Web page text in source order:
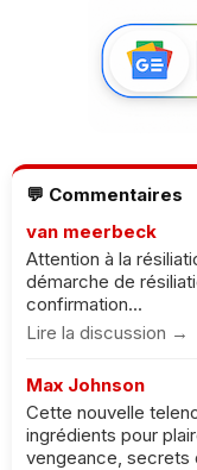
💬 Commentaires
van meerbeck
Attention à la
démarche de
confirmation...
Lire la discussion →
Max Johnson
Cette nouvelle
ingrédients pour
vengeance, secrets